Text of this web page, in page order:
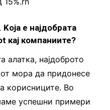
е најдобрата
кај компаниите?
алатка, најдоброто
мора да придонесе
корисниците. Во
успешни примери